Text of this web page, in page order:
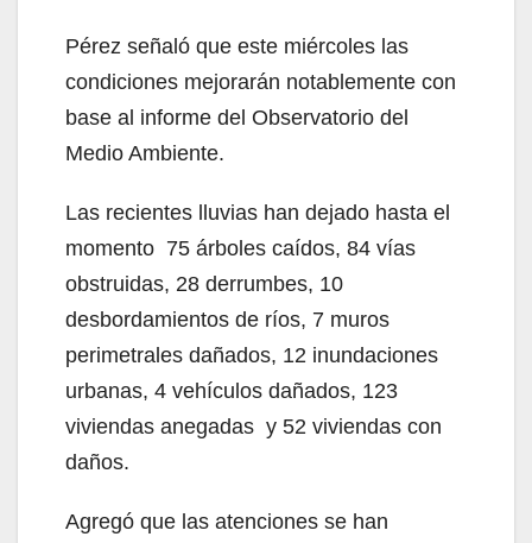
Pérez señaló que este miércoles las
condiciones mejorarán notablemente con
base al informe del Observatorio del
Medio Ambiente.
Las recientes lluvias han dejado hasta el
momento 75 árboles caídos, 84 vías
obstruidas, 28 derrumbes, 10
desbordamientos de ríos, 7 muros
perimetrales dañados, 12 inundaciones
urbanas, 4 vehículos dañados, 123
viviendas anegadas y 52 viviendas con
daños.
Agregó que las atenciones se han